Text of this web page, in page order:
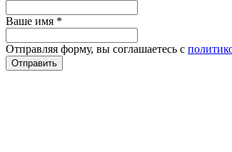
Ваше имя *
Отправляя форму, вы соглашаетесь с
Отправить